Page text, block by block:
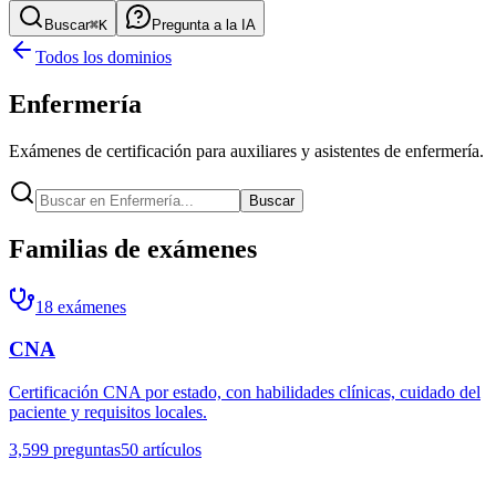
Buscar⌘K Pregunta a la IA
Todos los dominios
Enfermería
Exámenes de certificación para auxiliares y asistentes de enfermería.
Buscar
Familias de exámenes
18 exámenes
CNA
Certificación CNA por estado, con habilidades clínicas, cuidado del
paciente y requisitos locales.
3,599 preguntas50 artículos